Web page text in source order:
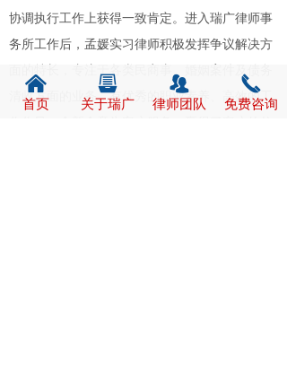
协调执行工作上获得一致肯定。进入瑞广律师事
务所工作后，孟媛实习律师积极发挥争议解决方
面的特长，专注于各类民商事、婚姻案件及债务
清收方面的业务，有优秀的职业素养、高效的工
낀
首页
뀣
关于瑞广
뀡
律师团队
끅
免费咨询